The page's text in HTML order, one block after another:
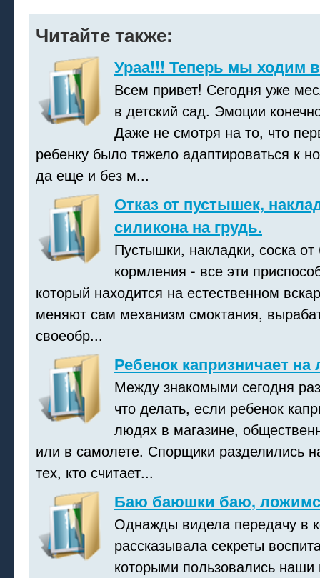
Читайте также:
Ураа!!! Теперь мы ходим
Всем привет! Сегодня уже
в детский сад. Эмоции
Даже не смотря на то, что
ребенку было тяжело адаптироваться к
да еще и без м...
Отказ от пустышек,
силикона на грудь.
Пустышки, накладки, соска
кормления - все эти
который находится на естественном
меняют сам механизм смоктания,
своеобр...
Ребенок капризничает
Между знакомыми сегодня
что делать, если ребенок
людях в магазине,
или в самолете. Спорщики разделились
тех, кто считает...
Баю баюшки баю,
Однажды видела передачу в
рассказывала секреты
которыми пользовались